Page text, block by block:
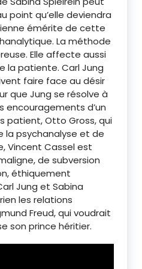
point qu’elle deviendra
émérite de cette
La méthode
Elle affecte aussi
la patiente. Carl Jung
faire face au désir
que Jung se résolve à
encouragements d’un
patient, Otto Gross, qui
la psychanalyse et de
Vincent Cassel est
de subversion
éthiquement
Jung et Sabina
les relations
Freud, qui voudrait
son prince héritier.